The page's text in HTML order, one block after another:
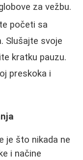
za vežbu.
početi sa
Slušajte svoje
kratku pauzu.
preskoka i
je što nikada ne
i načine